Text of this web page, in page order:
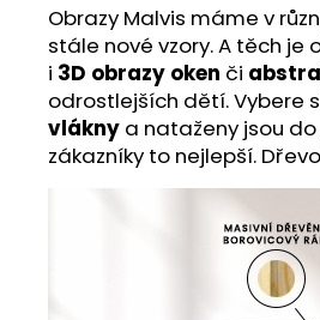
Obrazy Malvis máme v
stále nové vzory. A těch
i 3D obrazy oken či
odrostlejších dětí. Vybere
vlákny a nataženy jsou
zákazníky to nejlepší.